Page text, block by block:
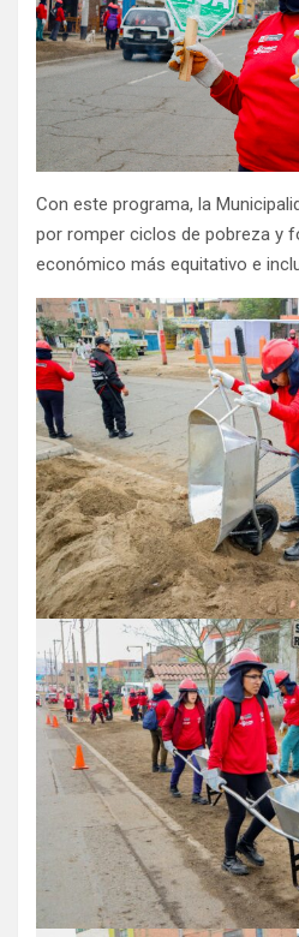
Con este programa, la
por romper ciclos de pobreza y
económico más equitativo e